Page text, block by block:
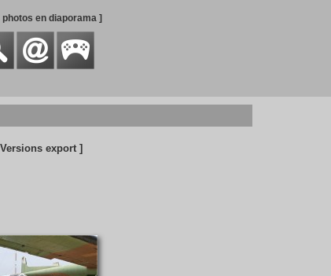
photos en diaporama ]
export ]